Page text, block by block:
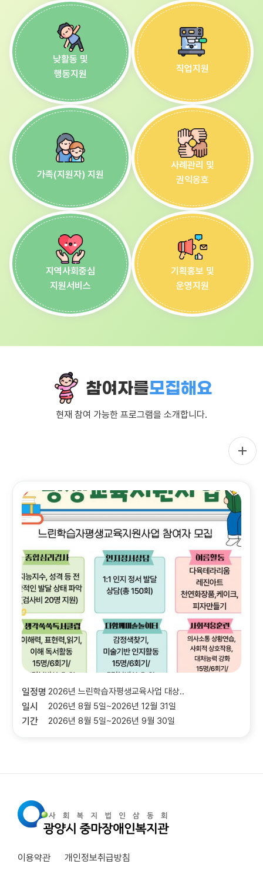
낮활동 및
행동지원
직업지원
가족(지원자) 지원
사례관리 및
권익옹호
지역사회중심
지원서비스
기획홍보 및
운영지원
참여자를모집해요
현재 참여 가능한 프로그램을 소개합니다.
일정명마음을 지키는 힘, 자살예방교육 참여..
일시 2026.07.31.
기간
이용약관 개인정보취급방침